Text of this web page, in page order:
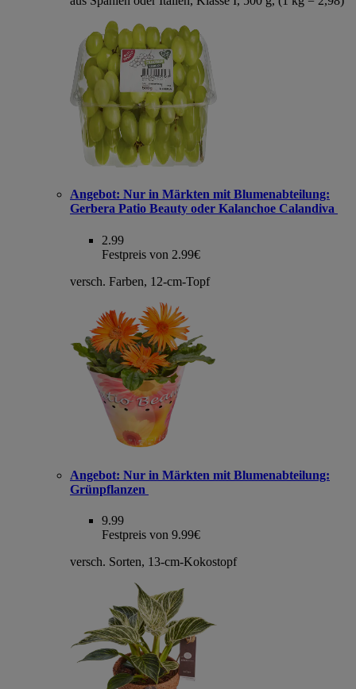
Angebot: Nur in Märkten mit Blumenabteilung:
Gerbera Patio Beauty oder Kalanchoe Calandiva
2.99
Festpreis von 2.99€
versch. Farben, 12-cm-Topf
Angebot: Nur in Märkten mit Blumenabteilung:
Grünpflanzen
9.99
Festpreis von 9.99€
versch. Sorten, 13-cm-Kokostopf